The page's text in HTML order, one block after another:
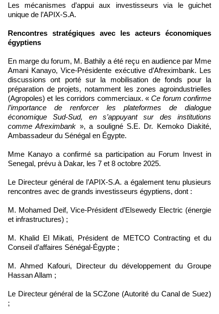
Les mécanismes d’appui aux investisseurs via le guichet
unique de l’APIX-S.A.
Rencontres stratégiques avec les acteurs économiques
égyptiens
En marge du forum, M. Bathily a été reçu en audience par Mme
Amani Kanayo, Vice-Présidente exécutive d’Afreximbank. Les
discussions ont porté sur la mobilisation de fonds pour la
préparation de projets, notamment les zones agroindustrielles
(Agropoles) et les corridors commerciaux. «Ce forum confirme
l’importance de renforcer les plateformes de dialogue
économique Sud-Sud, en s’appuyant sur des institutions
comme Afreximbank », a souligné S.E. Dr. Kemoko Diakité,
Ambassadeur du Sénégal en Égypte.
Mme Kanayo a confirmé sa participation au Forum Invest in
Senegal, prévu à Dakar, les 7 et 8 octobre 2025.
Le Directeur général de l’APIX-S.A. a également tenu plusieurs
rencontres avec de grands investisseurs égyptiens, dont :
M. Mohamed Deif, Vice-Président d’Elsewedy Electric (énergie
et infrastructures) ;
M. Khalid El Mikati, Président de METCO Contracting et du
Conseil d’affaires Sénégal-Égypte ;
M. Ahmed Kafouri, Directeur du développement du Groupe
Hassan Allam ;
Le Directeur général de la SCZone (Autorité du Canal de Suez)
;